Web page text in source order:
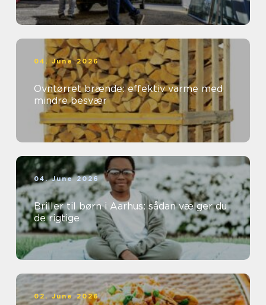
04. June 2026
Ovntørret brænde: effektiv varme med
mindre besvær
04. June 2026
Briller til børn i Aarhus: sådan vælger du
de rigtige
02. June 2026